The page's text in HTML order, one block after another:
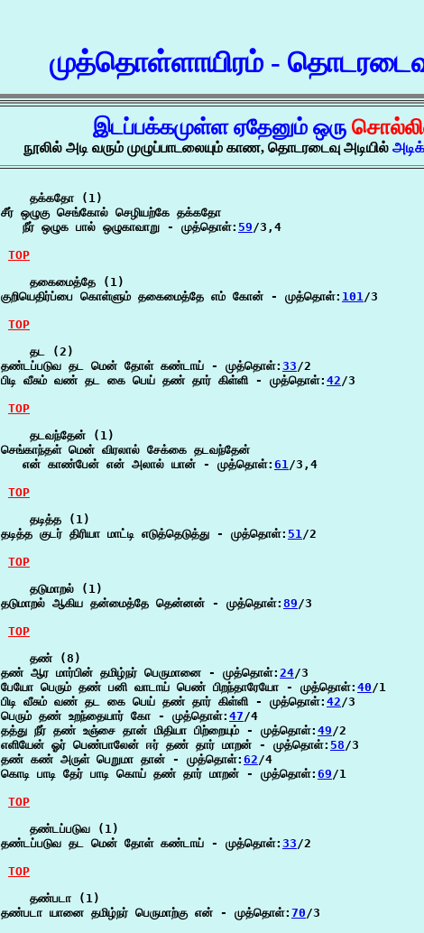
முத்தொள்ளாயிரம் -
இடப்பக்கமுள்ள ஏதேனும் ஒரு
நூலில் அடி வரும் முழுப்பாடலையும் காண, தொடரடைவு அடியில்
    தக்கதோ (1)
சீர் ஒழுகு செங்கோல் செழியற்கே தக்கதோ
   நீர் ஒழுக பால் ஒழுகாவாறு - முத்தொள்:
59/3,4
TOP
    தகைமைத்தே (1)
குறியெதிர்ப்பை கொள்ளும் தகைமைத்தே எம் கோன் - முத்தொள்: 101/3
TOP
    தட (2)
தண்டப்படுவ தட மென் தோள் கண்டாய் - முத்தொள்: 33/2
பிடி வீசும் வண் தட கை பெய் தண் தார் கிள்ளி - முத்தொள்: 42/3
TOP
    தடவந்தேன் (1)
செங்காந்தள் மென் விரலால் சேக்கை தடவந்தேன்
   என் காண்பேன் என் அலால் யான் - முத்தொள்:
61/3,4
TOP
    தடித்த (1)
தடித்த குடர் திரியா மாட்டி எடுத்தெடுத்து - முத்தொள்: 51/2
TOP
    தடுமாறல் (1)
தடுமாறல் ஆகிய தன்மைத்தே தென்னன் - முத்தொள்: 89/3
TOP
    தண் (8)
தண் ஆர மார்பின் தமிழ்நர் பெருமானை - முத்தொள்: 24/3
பேயோ பெரும் தண் பனி வாடாய் பெண் பிறந்தாரேயோ - முத்தொள்: 40/1
பிடி வீசும் வண் தட கை பெய் தண் தார் கிள்ளி - முத்தொள்: 42/3
பெரும் தண் உறந்தையார் கோ - முத்தொள்: 47/4
தத்து நீர் தண் உஞ்சை தான் மிதியா பிற்றையும் - முத்தொள்: 49/2
எளியேன் ஓர் பெண்பாலேன் ஈர் தண் தார் மாறன் - முத்தொள்: 58/3
தண் கண் அருள் பெறுமா தான் - முத்தொள்: 62/4
கொடி பாடி தேர் பாடி கொய் தண் தார் மாறன் - முத்தொள்: 69/1
TOP
    தண்டப்படுவ (1)
தண்டப்படுவ தட மென் தோள் கண்டாய் - முத்தொள்: 33/2
TOP
    தண்படா (1)
தண்படா யானை தமிழ்நர் பெருமாற்கு என் - முத்தொள்: 70/3